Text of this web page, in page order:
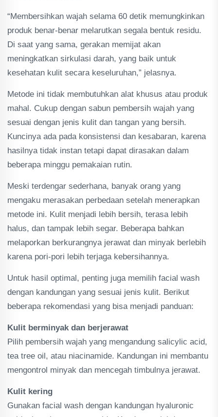
“Membersihkan wajah selama 60 detik memungkinkan
produk benar-benar melarutkan segala bentuk residu.
Di saat yang sama, gerakan memijat akan
meningkatkan sirkulasi darah, yang baik untuk
kesehatan kulit secara keseluruhan,” jelasnya.
Metode ini tidak membutuhkan alat khusus atau produk
mahal. Cukup dengan sabun pembersih wajah yang
sesuai dengan jenis kulit dan tangan yang bersih.
Kuncinya ada pada konsistensi dan kesabaran, karena
hasilnya tidak instan tetapi dapat dirasakan dalam
beberapa minggu pemakaian rutin.
Meski terdengar sederhana, banyak orang yang
mengaku merasakan perbedaan setelah menerapkan
metode ini. Kulit menjadi lebih bersih, terasa lebih
halus, dan tampak lebih segar. Beberapa bahkan
melaporkan berkurangnya jerawat dan minyak berlebih
karena pori-pori lebih terjaga kebersihannya.
Untuk hasil optimal, penting juga memilih facial wash
dengan kandungan yang sesuai jenis kulit. Berikut
beberapa rekomendasi yang bisa menjadi panduan:
Kulit berminyak dan berjerawat
Pilih pembersih wajah yang mengandung salicylic acid,
tea tree oil, atau niacinamide. Kandungan ini membantu
mengontrol minyak dan mencegah timbulnya jerawat.
Kulit kering
Gunakan facial wash dengan kandungan hyaluronic